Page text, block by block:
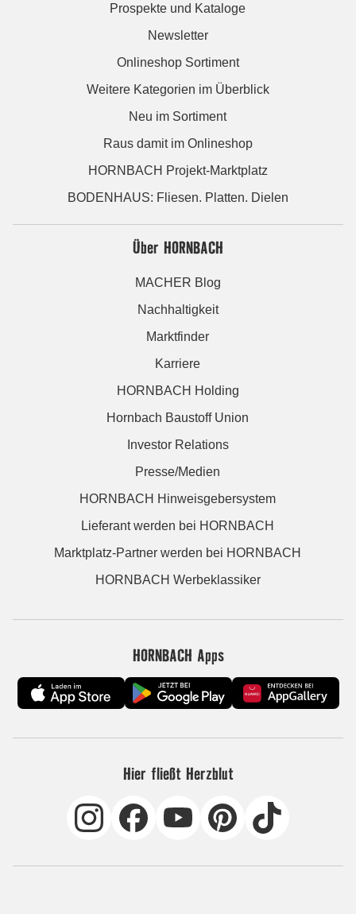
Prospekte und Kataloge
Newsletter
Onlineshop Sortiment
Weitere Kategorien im Überblick
Neu im Sortiment
Raus damit im Onlineshop
HORNBACH Projekt-Marktplatz
BODENHAUS: Fliesen. Platten. Dielen
Über HORNBACH
MACHER Blog
Nachhaltigkeit
Marktfinder
Karriere
HORNBACH Holding
Hornbach Baustoff Union
Investor Relations
Presse/Medien
HORNBACH Hinweisgebersystem
Lieferant werden bei HORNBACH
Marktplatz-Partner werden bei HORNBACH
HORNBACH Werbeklassiker
HORNBACH Apps
Hier fließt Herzblut